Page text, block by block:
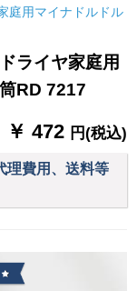
によむ恒温ケアKF
たのむことです。
ライヤ家庭用
RD 7217
￥ 472 円(税込)
理費用、送料等